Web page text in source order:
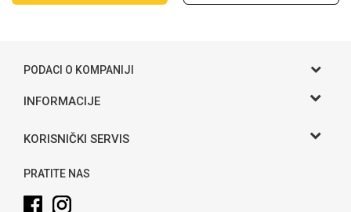
PODACI O KOMPANIJI
Gama S doo
Adresa
Telefon:
INFORMACIJE
O nama
KORISNIČKI SERVIS
Uslovi korišćenja i prodaje
PRATITE NAS